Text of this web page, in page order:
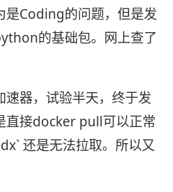
是Coding的问题，但是发
的基础包。网上查了
速器，试验半天，终于发
直接docker pull可以正常
还是无法拉取。所以又